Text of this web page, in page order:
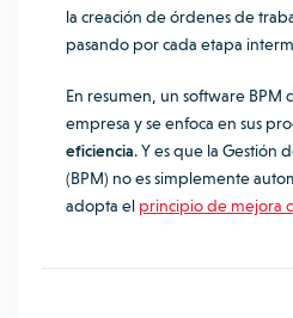
la creación de órdenes de
pasando por cada etapa
En resumen, un software BPM
empresa y se enfoca en sus
eficiencia. Y es que la Gestión
(BPM) no es simplemente
adopta el principio de mejora